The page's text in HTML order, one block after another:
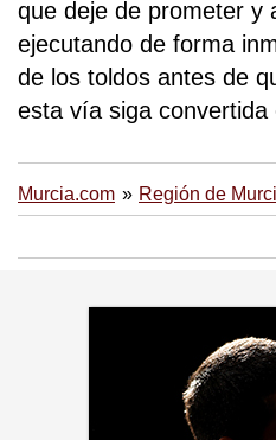
que deje de prometer y
ejecutando de forma
de los toldos antes de
esta vía siga
Murcia.com Región de